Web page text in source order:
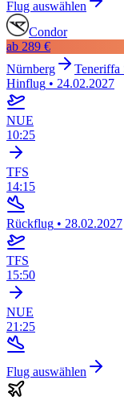
Flug auswählen
Condor
ab 289 €
Nürnberg
Teneriffa
Hinflug • 24.02.2027
NUE
10:25
TFS
14:15
Rückflug • 28.02.2027
TFS
15:50
NUE
21:25
Flug auswählen